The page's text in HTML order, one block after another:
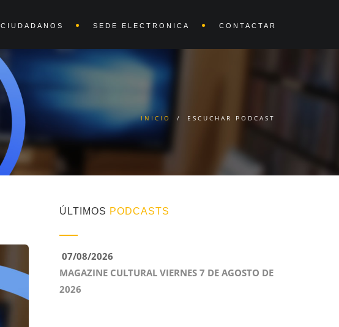
CIUDADANOS SEDE ELECTRONICA CONTACTAR
INICIO / ESCUCHAR PODCAST
ÚLTIMOS PODCASTS
07/08/2026
MAGAZINE CULTURAL VIERNES 7 DE AGOSTO DE
2026